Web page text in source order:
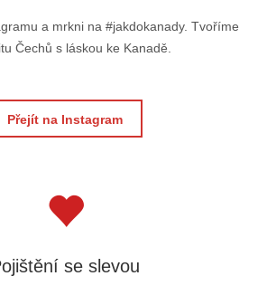
a mrkni na #jakdokanady. Tvoříme
Čechů s láskou ke Kanadě.
Přejít na Instagram
se slevou